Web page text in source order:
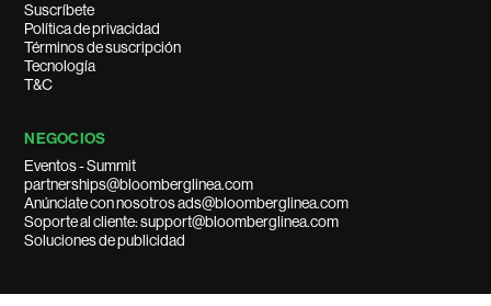
Suscríbete
Política de privacidad
Términos de suscripción
Tecnología
T&C
NEGOCIOS
Eventos - Summit
partnerships@bloomberglinea.com
Anúnciate con nosotros ads@bloomberglinea.com
Soporte al cliente: support@bloomberglinea.com
Soluciones de publicidad